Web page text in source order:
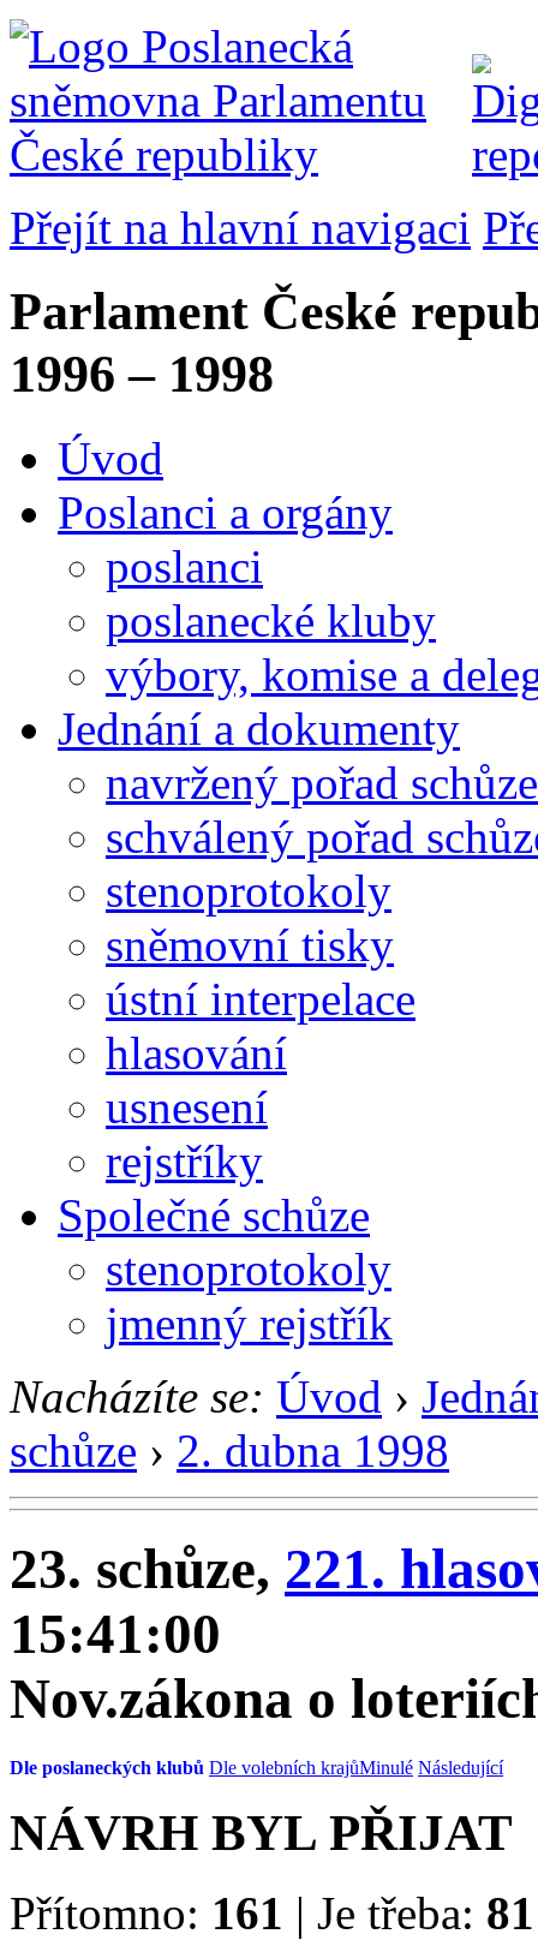
Přejít na hlavní navigaci
Parlament České
1996 – 1998
Úvod
Poslanci a orgány
poslanci
poslanecké kluby
výbory, komise a
Jednání a dokumenty
navržený pořad schůze
schválený pořad
stenoprotokoly
sněmovní tisky
ústní interpelace
hlasování
usnesení
rejstříky
Společné schůze
stenoprotokoly
jmenný rejstřík
Nacházíte se: Úvod ›
schůze › 2. dubna 1998
23. schůze, 221.
15:41:00
Nov.zákona o
Dle poslaneckých klubů Dle volebních krajůMinulé Následující
NÁVRH BYL PŘIJAT
Přítomno: 161 | Je třeba: 81